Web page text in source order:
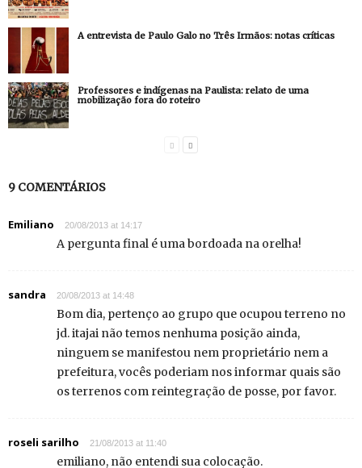
A entrevista de Paulo Galo no Três Irmãos: notas críticas
Professores e indígenas na Paulista: relato de uma
mobilização fora do roteiro
9 COMENTÁRIOS
Emiliano 20/08/2013 at 14:17
A pergunta final é uma bordoada na orelha!
sandra 20/08/2013 at 14:48
Bom dia, pertenço ao grupo que ocupou terreno no
jd. itajai não temos nenhuma posição ainda,
ninguem se manifestou nem proprietário nem a
prefeitura, vocês poderiam nos informar quais são
os terrenos com reintegração de posse, por favor.
roseli sarilho 21/08/2013 at 11:40
emiliano, não entendi sua colocação.